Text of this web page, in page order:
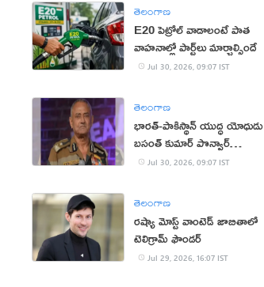
తెలంగాణ
E20 పెట్రోల్ వాడాలంటే పాత
వాహనాల్లో పార్ట్‌లు మార్చాల్సిందే
Jul 30, 2026, 09:07 IST
తెలంగాణ
భార‌త్‌-పాకిస్థాన్ యుద్ధ యోధుడు
బ‌సంత్ కుమార్ పొన్వార్‌
క‌న్నుమూత‌
Jul 30, 2026, 09:07 IST
తెలంగాణ
రష్యా మోస్ట్ వాంటెడ్ జాబితాలో
టెలిగ్రామ్ ఫౌండర్
Jul 29, 2026, 16:07 IST